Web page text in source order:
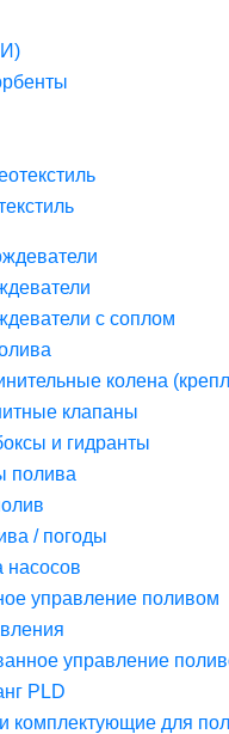
с соплом
колена
клапаны
и гидранты
полива
/ погоды
насосов
управление поливом
управление
PLD
комплектующие для